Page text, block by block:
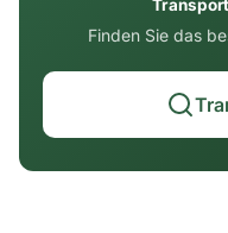
Finden Sie das